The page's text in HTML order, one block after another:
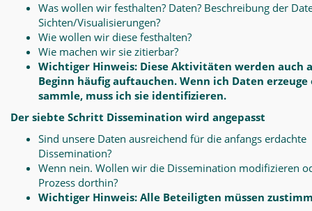
Was wollen wir festhalten? Daten? Beschreibung der
Sichten/Visualisierungen?
Wie wollen wir diese festhalten?
Wie machen wir sie zitierbar?
Wichtiger Hinweis: Diese Aktivitäten werden auch
Beginn häufig auftauchen. Wenn ich Daten erzeuge
sammle, muss ich sie identifizieren.
Der siebte Schritt Dissemination wird angepasst
Sind unsere Daten ausreichend für die anfangs erdachte
Dissemination?
Wenn nein. Wollen wir die Dissemination modifizieren
Prozess dorthin?
Wichtiger Hinweis: Alle Beteiligten müssen